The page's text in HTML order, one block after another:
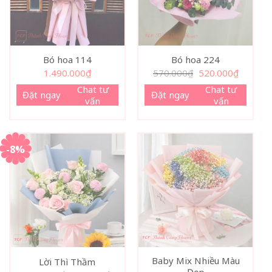
Bó hoa 114
1.490.000₫
Đặt ngay
Chat tư
vấn
Bó hoa 224
570.000₫ Giá
gốc
là:
570.000₫.
520.000₫Giá
hiện
tại
Đặt ngay
Chat tư
vấn
-8%
Lời Thì Thầm
Baby Mix Nhiều Màu